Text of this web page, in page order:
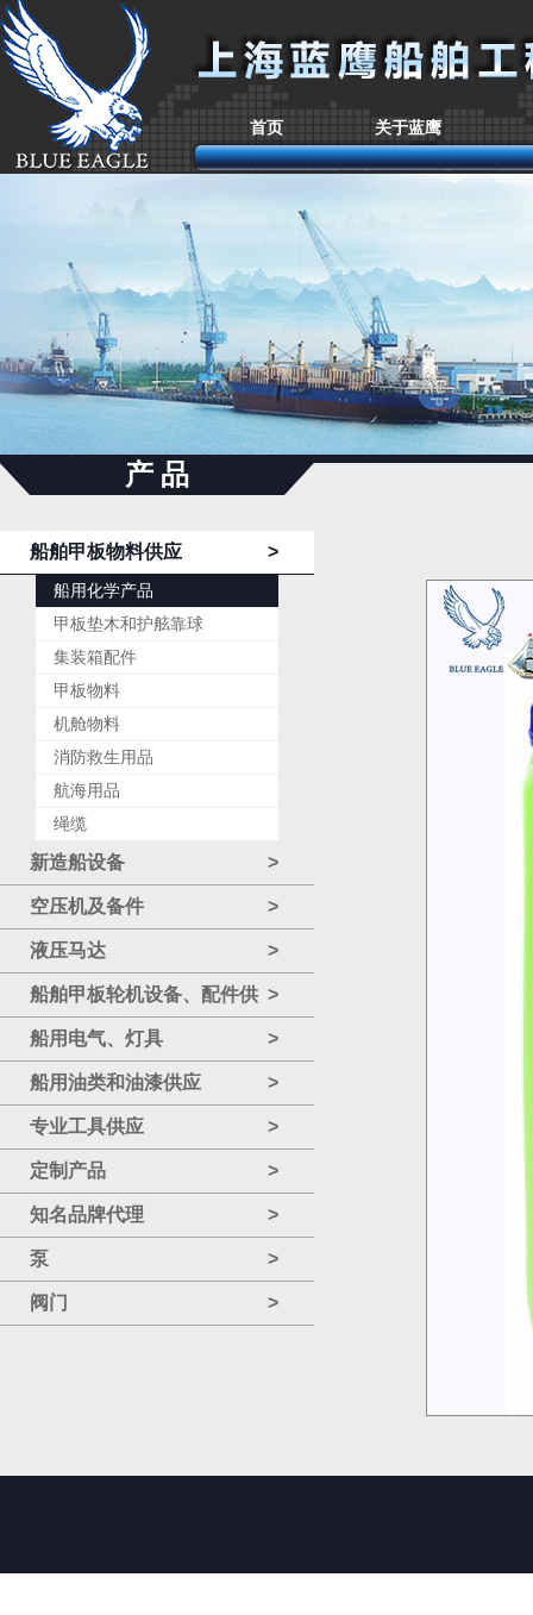
首页 关于蓝鹰
产 品
船舶甲板物料供应 >
船用化学产品
甲板垫木和护舷靠球
集装箱配件
甲板物料
机舱物料
消防救生用品
航海用品
绳缆
新造船设备 >
空压机及备件 >
液压马达 >
船舶甲板轮机设备、配件供
应
>
船用电气、灯具 >
船用油类和油漆供应 >
专业工具供应 >
定制产品 >
知名品牌代理 >
泵 >
阀门 >